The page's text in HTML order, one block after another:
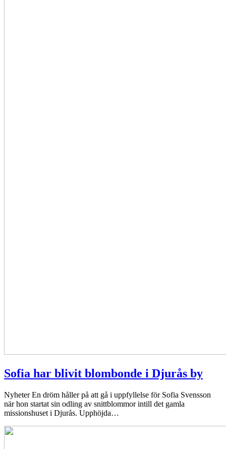
Sofia har blivit blombonde i Djurås by
Nyheter En dröm håller på att gå i uppfyllelse för Sofia Svensson
när hon startat sin odling av snittblommor intill det gamla
missionshuset i Djurås. Upphöjda…